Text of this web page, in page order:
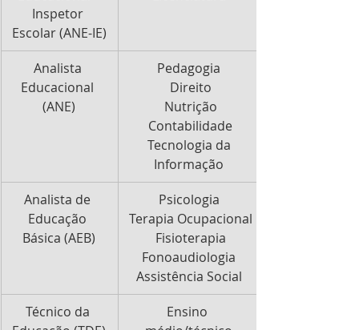
Inspetor
Escolar (ANE-IE)
Analista
Educacional
(ANE)
Pedagogia
Direito
Nutrição
Contabilidade
Informação
Analista de
Educação
Básica (AEB)
Psicologia
Terapia Ocupacional
Fisioterapia
Assistência Social
​Técnico da
Ensino